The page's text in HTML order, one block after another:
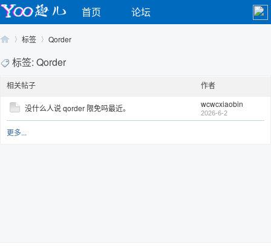
首页 论坛
Yo›
标签 Qorder
标签: Qorder
相关帖子 作者
没什么人说 qorder 限免吗最近。 wcwcxiaobin
2026-6-2
更多...